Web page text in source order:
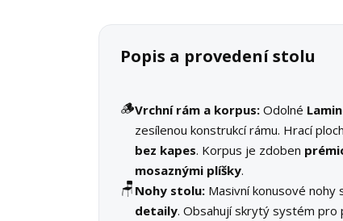
Popis a provedení stolu
🪵Vrchní rám a korpus: Odolné
zesílenou konstrukcí rámu. Hrací
bez kapes. Korpus je zdoben
mosaznými plíšky.
🪑 Nohy stolu: Masivní konusové nohy
detaily. Obsahují skrytý systém pro